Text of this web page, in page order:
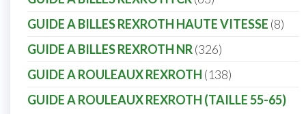
GUIDE A BILLES REXROTH HAUTE VITESSE 8
GUIDE A BILLES REXROTH NR 326
GUIDE A ROULEAUX REXROTH 138
GUIDE A ROULEAUX REXROTH (TAILLE 55-65)